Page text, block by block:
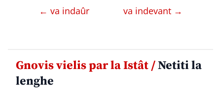
← va indaûr va indevant →
Gnovis vielis par la Istât /Netiti la
lenghe